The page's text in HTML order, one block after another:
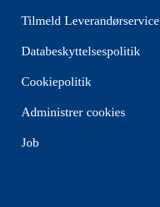
Tilmeld Leverandørservice
Databeskyttelsespolitik
Cookiepolitik
Administrer cookies
Job